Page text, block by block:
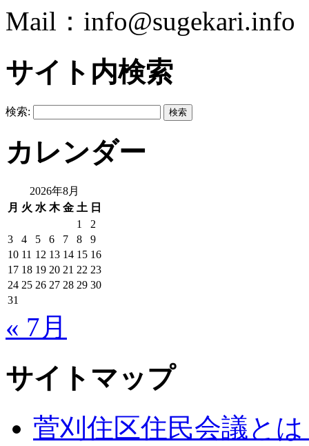
Mail：info@sugekari.info
サイト内検索
検索:
カレンダー
2026年8月
月 火 水 木 金 土 日
1
2
3
4 5 6 7 8
9
10 11 12 13 14 15 16
17 18 19 20 21 22 23
24 25 26 27 28 29 30
31
« 7月
サイトマップ
菅刈住区住民会議と